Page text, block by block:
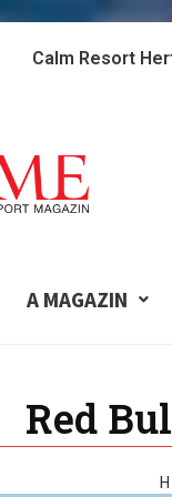
Calm Resort
A MAGAZIN
Red